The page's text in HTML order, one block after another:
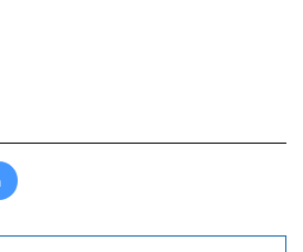
EQUINE SADLER
SADELUNDERLAG
MOUTH